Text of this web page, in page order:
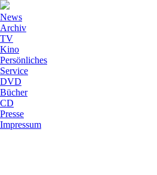
News
Archiv
TV
Kino
Persönliches
Service
DVD
Bücher
CD
Presse
Impressum